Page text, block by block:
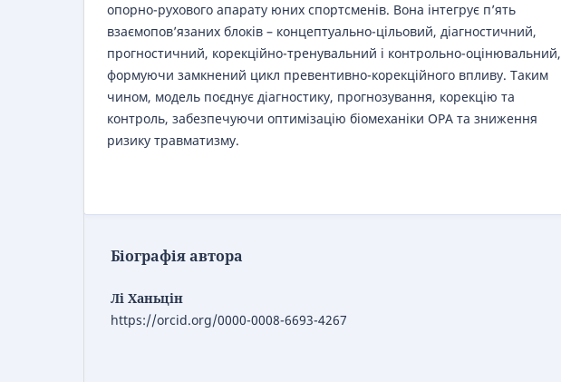
опорно-рухового апарату юних спортсменів. Вона інтегрує п’ять
взаємопов’язаних блоків – концептуально-цільовий, діагностичний,
прогностичний, корекційно-тренувальний і контрольно-оцінювальний,
формуючи замкнений цикл превентивно-корекційного впливу. Таким
чином, модель поєднує діагностику, прогнозування, корекцію та
контроль, забезпечуючи оптимізацію біомеханіки ОРА та зниження
ризику травматизму.
Біографія автора
Лі Ханьцін
https://orcid.org/0000-0008-6693-4267